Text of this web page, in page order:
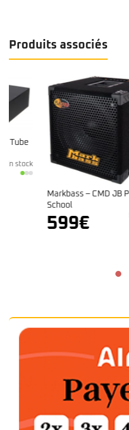
Produits associés
Markbass – CMD JB Players
599€